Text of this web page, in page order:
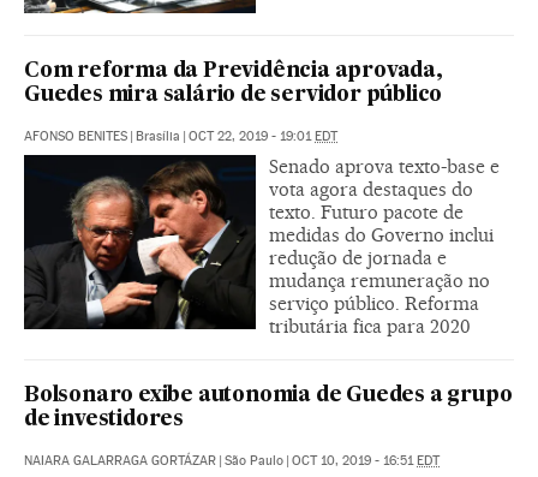
Com reforma da Previdência aprovada,
Guedes mira salário de servidor público
AFONSO BENITES | Brasília | OCT 22, 2019 - 19:01EDT
Senado aprova texto-base e
vota agora destaques do
texto. Futuro pacote de
medidas do Governo inclui
redução de jornada e
mudança remuneração no
serviço público. Reforma
tributária fica para 2020
Bolsonaro exibe autonomia de Guedes a grupo
de investidores
NAIARA GALARRAGA GORTÁZAR | São Paulo | OCT 10, 2019 - 16:51EDT